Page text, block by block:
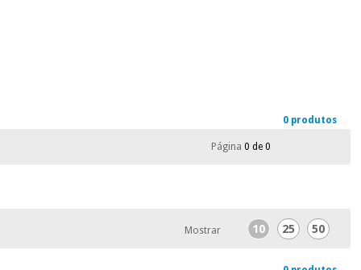
0 produtos
Página 0 de 0
Mostrar 10 25 50